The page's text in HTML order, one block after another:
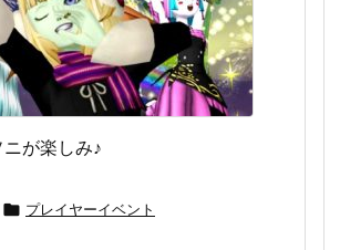
ニが楽しみ♪
 プレイヤーイベント